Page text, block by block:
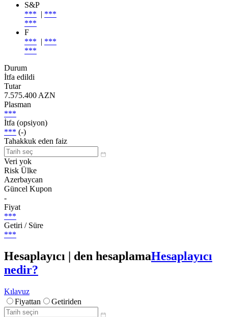
S&P
*** | ***
***
F
*** | ***
***
Durum
İtfa edildi
Tutar
7.575.400 AZN
Plasman
***
İtfa (opsiyon)
*** (-)
Tahakkuk eden faiz
Veri yok
Risk Ülke
Azerbaycan
Güncel Kupon
-
Fiyat
***
Getiri / Süre
***
Hesaplayıcı | den hesaplamaHesaplayıcı
nedir?
Kılavuz
Fiyattan
Getiriden